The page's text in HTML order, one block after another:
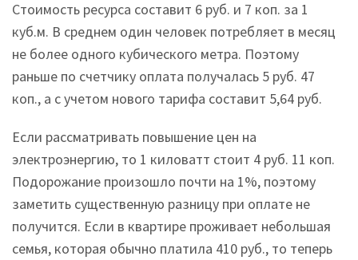
Стоимость ресурса составит 6 руб. и 7 коп. за 1
куб.м. В среднем один человек потребляет в месяц
не более одного кубического метра. Поэтому
раньше по счетчику оплата получалась 5 руб. 47
коп., а с учетом нового тарифа составит 5,64 руб.
Если рассматривать повышение цен на
электроэнергию, то 1 киловатт стоит 4 руб. 11 коп.
Подорожание произошло почти на 1%, поэтому
заметить существенную разницу при оплате не
получится. Если в квартире проживает небольшая
семья, которая обычно платила 410 руб., то теперь